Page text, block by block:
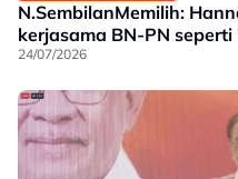
N.SembilanMemilih:
kerjasama BN-PN
24/07/2026